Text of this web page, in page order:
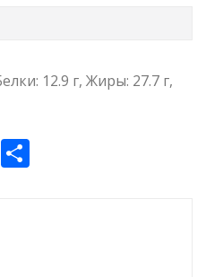
12.9 г, Жиры: 27.7 г,
T